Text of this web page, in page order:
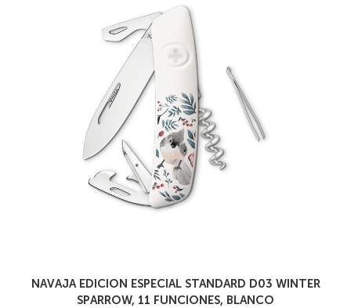
NAVAJA EDICION ESPECIAL STANDARD D03 WINTER
SPARROW, 11 FUNCIONES, BLANCO